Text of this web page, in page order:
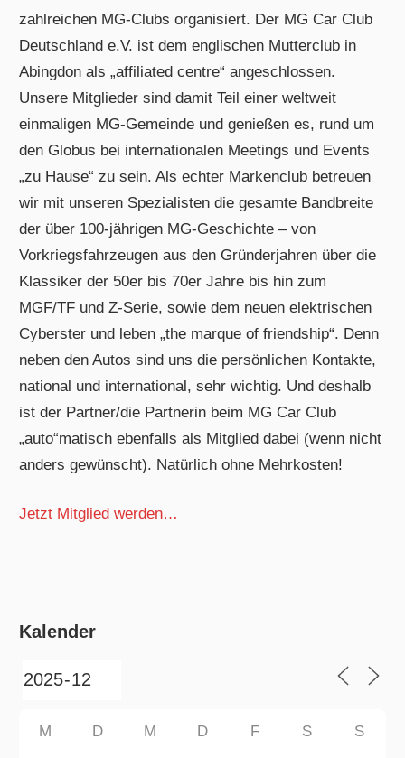
zahlreichen MG-Clubs organisiert. Der MG Car Club
Deutschland e.V. ist dem englischen Mutterclub in
Abingdon als „affiliated centre“ angeschlossen.
Unsere Mitglieder sind damit Teil einer weltweit
einmaligen MG-Gemeinde und genießen es, rund um
den Globus bei internationalen Meetings und Events
„zu Hause“ zu sein. Als echter Markenclub betreuen
wir mit unseren Spezialisten die gesamte Bandbreite
der über 100-jährigen MG-Geschichte – von
Vorkriegsfahrzeugen aus den Gründerjahren über die
Klassiker der 50er bis 70er Jahre bis hin zum
MGF/TF und Z-Serie, sowie dem neuen elektrischen
Cyberster und leben „the marque of friendship“. Denn
neben den Autos sind uns die persönlichen Kontakte,
national und international, sehr wichtig. Und deshalb
ist der Partner/die Partnerin beim MG Car Club
„auto“matisch ebenfalls als Mitglied dabei (wenn nicht
anders gewünscht). Natürlich ohne Mehrkosten!
Jetzt Mitglied werden…
Kalender
M D M D F S S